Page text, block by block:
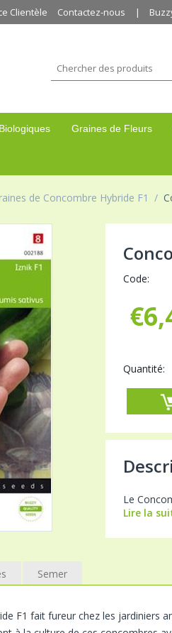
Clientèle Contactez-nous
Graines de Fleurs
de Concombre Hybride F1 /
Code:
€
Quantité:
Le
Lire la
Semer
F1 fait fureur chez les jardiniers